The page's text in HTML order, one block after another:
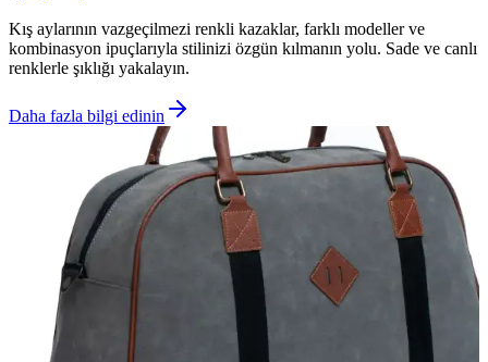
Kış aylarının vazgeçilmezi renkli kazaklar, farklı modeller ve
kombinasyon ipuçlarıyla stilinizi özgün kılmanın yolu. Sade ve canlı
renklerle şıklığı yakalayın.
Daha fazla bilgi edinin